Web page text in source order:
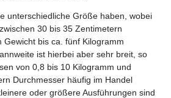
unterschiedliche Größe haben, wobei
30 bis 35 Zentimetern
Gewicht bis ca. fünf Kilogramm
ist hierbei aber sehr breit, so
von 0,8 bis 10 Kilogramm und
Durchmesser häufig im Handel
oder größere Ausführungen sind